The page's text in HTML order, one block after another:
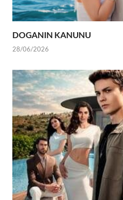
DOGANIN KANUNU
28/06/2026